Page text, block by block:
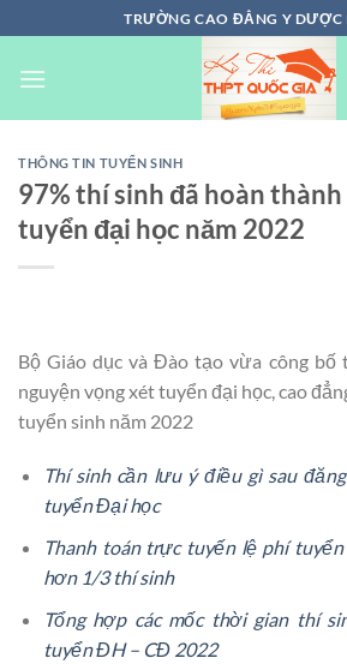
đến
nội
TRƯỜNG CAO ĐẲNG Y DƯỢC
THÔNG TIN TUYỂN SINH
97% thí sinh đã hoàn
tuyển đại học năm 2022
Bộ Giáo dục và Đào tạo vừa công bố
nguyện vọng xét tuyển đại học, cao
tuyển sinh năm 2022
Thí sinh cần lưu ý điều gì sau
tuyển Đại học
Thanh toán trực tuyến lệ phí
hơn 1/3 thí sinh
Tổng hợp các mốc thời gian thí
tuyển ĐH – CĐ 2022